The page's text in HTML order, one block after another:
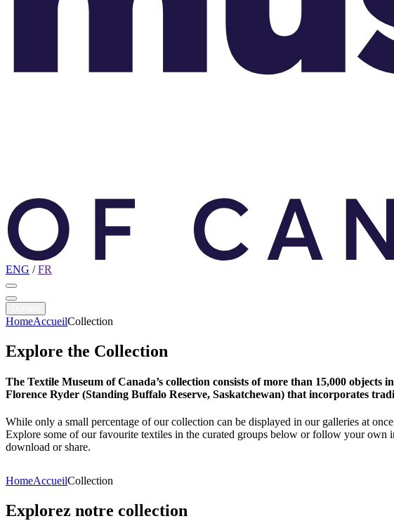
ENG /FR
HomeAccueilCollection
Explore the Collection
The Textile Museum of Canada’s collection consists of more than 15,000
Florence Ryder (Standing Buffalo Reserve, Saskatchewan) that incorporates
While only a small percentage of our collection can be displayed in our galleries at
Explore some of our favourite textiles in the curated groups below or follow your own
download or share.
HomeAccueilCollection
Explorez notre collection